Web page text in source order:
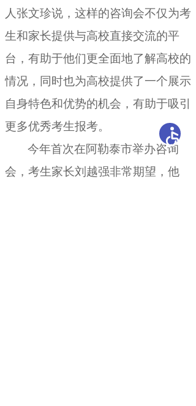
人张文珍说 ， 这样的咨询会不仅为考
生和家长提供与高校直接交流的平
台，有助于他们更全面地了解高校的
情况 ， 同时也为高校提供了一个展示
自身特色和优势的机会，有助于吸引
更多优秀考生报考。
今年首次在阿勒泰市举办咨询
会 ， 考生家长刘越强非常期望，他